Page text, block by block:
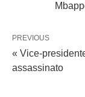
PREVIOUS
« Vice-
assassinato